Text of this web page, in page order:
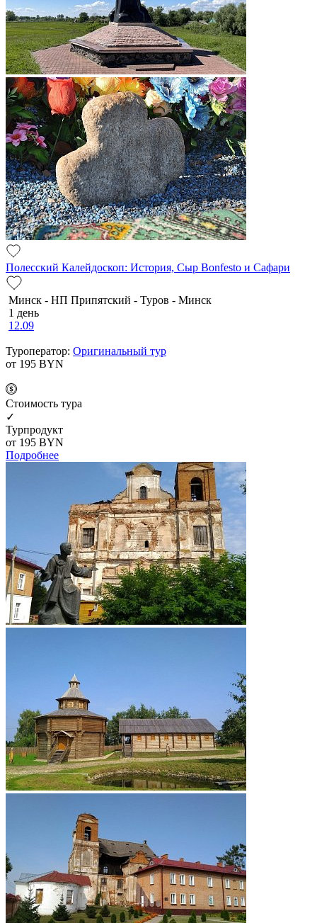
Полесский Калейдоскоп: История, Сыр Bonfesto и Сафари
Минск - НП Припятский - Туров - Минск
1 день
12.09
Туроператор: Оригинальный тур
от 195 BYN
Cтоимость тура
✓
Турпродукт
от 195 BYN
Подробнее